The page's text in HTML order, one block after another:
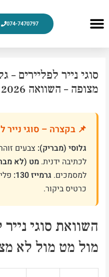
Menu
074-7470797
סוגי נייר לפליירים
מצופה – השוואה 2026
📌 בקצרה – סוגי נייר
גלוסי (מבריק): צבעים
לכתיבה ידנית.מט (לא
למסמכים. גרמייז 130:
כרטיס ביקור.
השוואת סוגי נייר
מול מט מול לא